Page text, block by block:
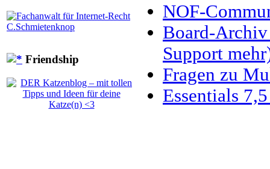
Friendship
NOF-
Board-
Support
Fragen zu
Essentials